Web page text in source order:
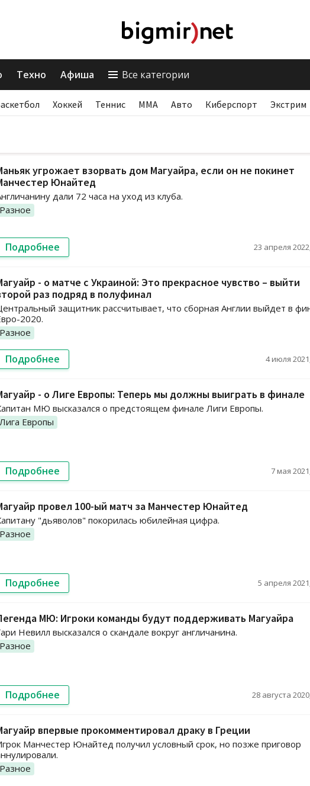
Техно Афиша Все категории
Хоккей Теннис ММА Авто Киберспорт Экстрим
угрожает взорвать дом Магуайра, если он не покинет
Юнайтед
дали 72 часа на уход из клуба.
Разное
Подробнее 23 апреля
- о матче с Украиной: Это прекрасное чувство – выйти
раз подряд в полуфинал
защитник рассчитывает, что сборная Англии выйдет в
2020.
Разное
Подробнее 4 июля
- о Лиге Европы: Теперь мы должны выиграть в финале
МЮ высказался о предстоящем финале Лиги Европы.
Лига Европы
Подробнее 7 мая
провел 100-ый матч за Манчестер Юнайтед
"дьяволов" покорилась юбилейная цифра.
Разное
Подробнее 5 апреля
МЮ: Игроки команды будут поддерживать Магуайра
Невилл высказался о скандале вокруг англичанина.
Разное
Подробнее 28 августа
впервые прокомментировал драку в Греции
Манчестер Юнайтед получил условный срок, но позже приговор
Разное